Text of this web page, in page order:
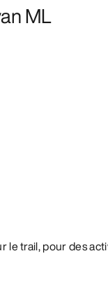
ML
le trail, pour des